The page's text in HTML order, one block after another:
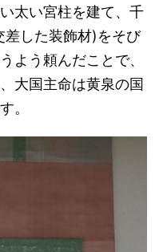
太い宮柱を建て、千
した装飾材)をそび
よう頼んだことで、
大国主命は黄泉の国
。